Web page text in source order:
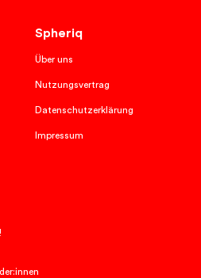
Spheriq
Über uns
Nutzungsvertrag
Datenschutzerklärung
Impressum